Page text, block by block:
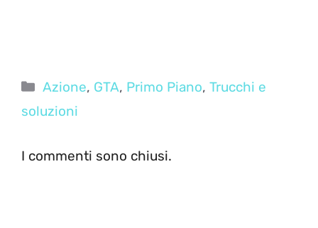
Categorie
Azione, GTA, Primo Piano,Trucchi e
soluzioni
I commenti sono chiusi.